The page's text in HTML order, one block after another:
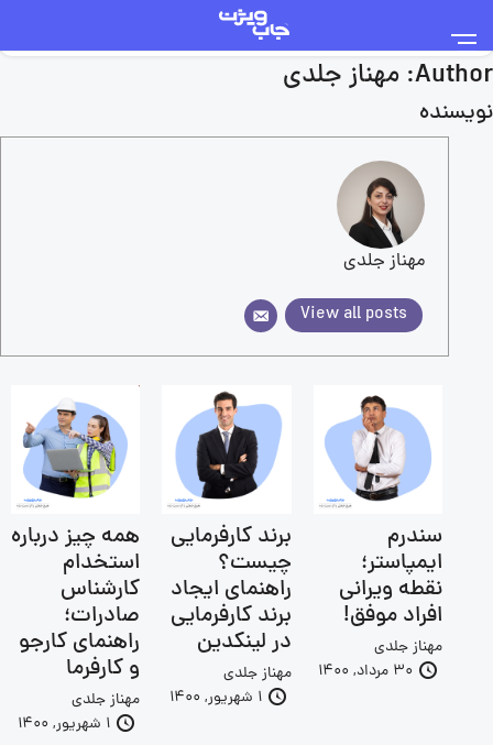
Author: مهناز جلدی
نویسنده
مهناز جلدی
View all posts
همه چیز درباره
استخدام
کارشناس
صادرات؛
راهنمای کارجو
و کارفرما
مهناز جلدی
1 شهریور, 1400
برند کارفرمایی
چیست؟
راهنمای ایجاد
برند کارفرمایی
در لینکدین
مهناز جلدی
1 شهریور, 1400
سندرم
ایمپاستر؛
نقطه ویرانی
افراد موفق!
مهناز جلدی
30 مرداد, 1400